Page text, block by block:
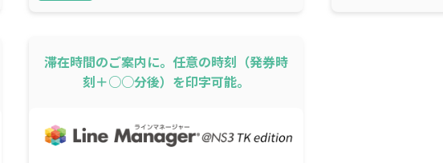
滞在時間のご案内に。任意の時刻（発券時
刻＋○○分後）を印字可能。